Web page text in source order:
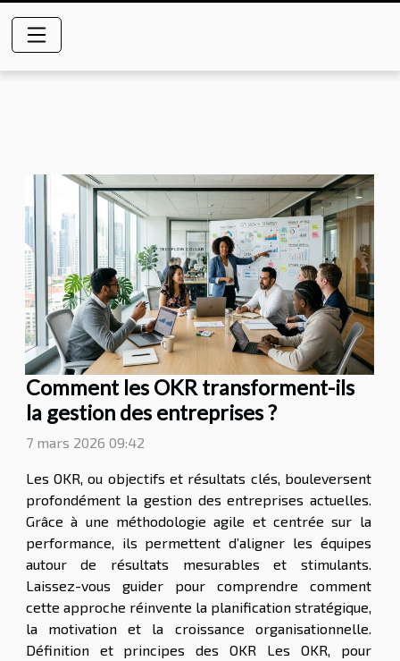
Comment les OKR transforment-ils
la gestion des entreprises ?
7 mars 2026 09:42
Les OKR, ou objectifs et résultats clés, bouleversent
profondément la gestion des entreprises actuelles.
Grâce à une méthodologie agile et centrée sur la
performance, ils permettent d’aligner les équipes
autour de résultats mesurables et stimulants.
Laissez-vous guider pour comprendre comment
cette approche réinvente la planification stratégique,
la motivation et la croissance organisationnelle.
Définition et principes des OKR Les OKR, pour